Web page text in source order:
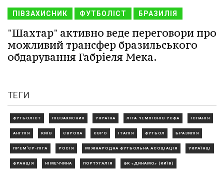
ПІВЗАХИСНИК ФУТБОЛІСТ БРАЗИЛІЯ
"Шахтар" активно веде переговори про
можливий трансфер бразильського
обдарування Габріеля Мека.
ТЕГИ
ФУТБОЛІСТ ПІВЗАХИСНИК УКРАЇНА ЛІГА ЧЕМПІОНІВ УЄФА ІСПАНІЯ
АНГЛІЯ КИЇВ ЄВРОПА ЄВРО ІТАЛІЯ ФУТБОЛ БРАЗИЛІЯ
ПРЕМ'ЄР-ЛІГА РОСІЯ МІЖНАРОДНА ФУТБОЛЬНА АСОЦІАЦІЯ УКРАЇНЦІ
ФРАНЦІЯ НІМЕЧЧИНА ПОРТУГАЛІЯ ФК «ДИНАМО» (КИЇВ)